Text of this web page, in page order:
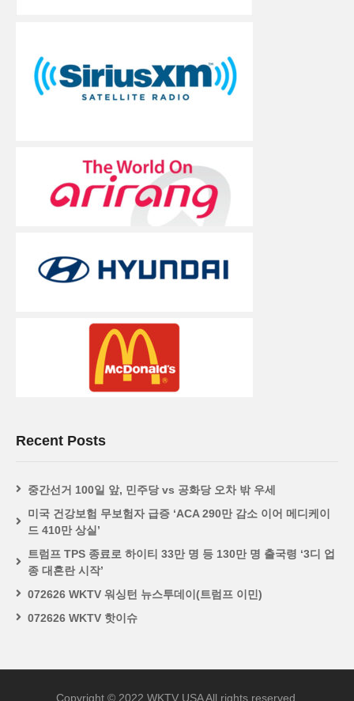
Recent Posts
중간선거 100일 앞, 민주당 vs 공화당 오차 밖 우세
미국 건강보험 무보험자 급증 ‘ACA 290만 감소 이어 메디케이
드 410만 상실’
트럼프 TPS 종료로 하이티 33만 명 등 130만 명 출국령 ‘3디 업
종 대혼란 시작’
072626 WKTV 워싱턴 뉴스투데이(트럼프 이민)
072626 WKTV 핫이슈
Copyright © 2022 WKTV USA All rights reserved.